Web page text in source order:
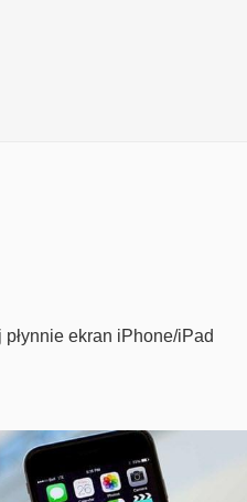
ekran iPhone/iPad